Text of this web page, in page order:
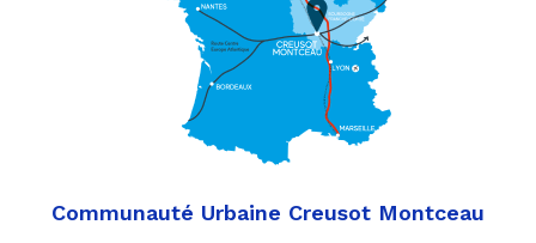
Communauté Urbaine Creusot Montceau